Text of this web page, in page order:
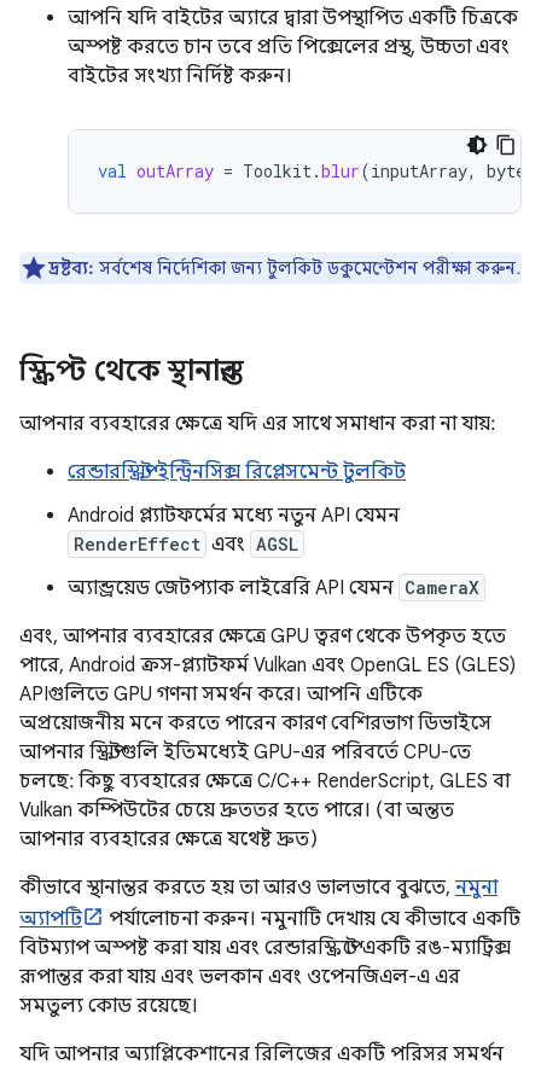
আপনি যদি বাইটের অ্যারে দ্বারা উপস্থাপিত একটি চিত্রকে
অস্পষ্ট করতে চান তবে প্রতি পিক্সেলের প্রস্থ, উচ্চতা এবং
বাইটের সংখ্যা নির্দিষ্ট করুন।
val outArray = Toolkit.blur(inputArray,
দ্রষ্টব্য: সর্বশেষ নির্দেশিকা জন্য টুলকিট ডকুমেন্টেশন পরীক্ষা করুন.
স্ক্রিপ্ট থেকে স্থানান্তর
আপনার ব্যবহারের ক্ষেত্রে যদি এর সাথে সমাধান করা না যায়:
রেন্ডারস্ক্রিপ্ট ইন্ট্রিনসিক্স রিপ্লেসমেন্ট টুলকিট
Android প্ল্যাটফর্মের মধ্যে নতুন API যেমন
RenderEffect এবং AGSL
অ্যান্ড্রয়েড জেটপ্যাক লাইব্রেরি API যেমন CameraX
এবং, আপনার ব্যবহারের ক্ষেত্রে GPU ত্বরণ থেকে উপকৃত হতে
পারে, Android ক্রস-প্ল্যাটফর্ম Vulkan এবং OpenGL ES (GLES)
APIগুলিতে GPU গণনা সমর্থন করে। আপনি এটিকে
অপ্রয়োজনীয় মনে করতে পারেন কারণ বেশিরভাগ ডিভাইসে
আপনার স্ক্রিপ্টগুলি ইতিমধ্যেই GPU-এর পরিবর্তে CPU-তে
চলছে: কিছু ব্যবহারের ক্ষেত্রে C/C++ RenderScript, GLES বা
Vulkan কম্পিউটের চেয়ে দ্রুততর হতে পারে। (বা অন্তত
আপনার ব্যবহারের ক্ষেত্রে যথেষ্ট দ্রুত)
কীভাবে স্থানান্তর করতে হয় তা আরও ভালভাবে বুঝতে, নমুনা
অ্যাপটি
পর্যালোচনা করুন। নমুনাটি দেখায় যে কীভাবে একটি
বিটম্যাপ অস্পষ্ট করা যায় এবং রেন্ডারস্ক্রিপ্টে একটি রঙ-ম্যাট্রিক্স
রূপান্তর করা যায় এবং ভলকান এবং ওপেনজিএল-এ এর
সমতুল্য কোড রয়েছে।
যদি আপনার অ্যাপ্লিকেশানের রিলিজের একটি পরিসর সমর্থন